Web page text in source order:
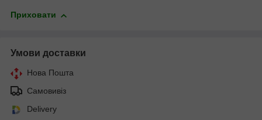
Приховати
Умови доставки
Нова Пошта
Самовивіз
Delivery